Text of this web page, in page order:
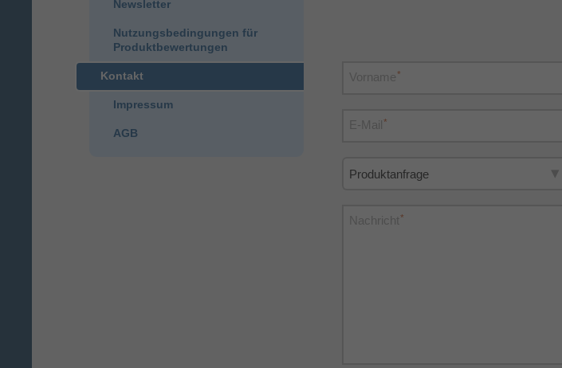
Newsletter
Nutzungsbedingungen für
Produktbewertungen
Kontakt
Impressum
AGB
Vorname*
E-Mail*
Nachricht*